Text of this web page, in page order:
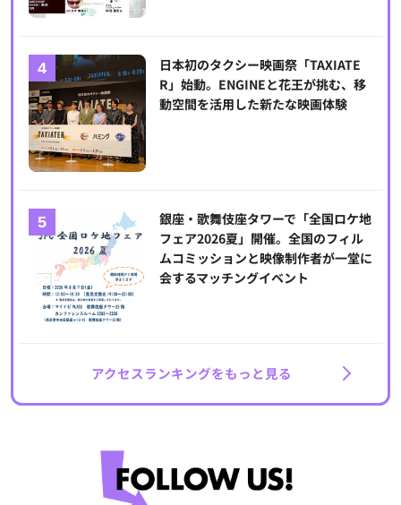
日本初のタクシー映画祭「TAXIATE
R」始動。ENGINEと花王が挑む、移
動空間を活用した新たな映画体験
銀座・歌舞伎座タワーで「全国ロケ地
フェア2026夏」開催。全国のフィル
ムコミッションと映像制作者が一堂に
会するマッチングイベント
アクセスランキングをもっと見る